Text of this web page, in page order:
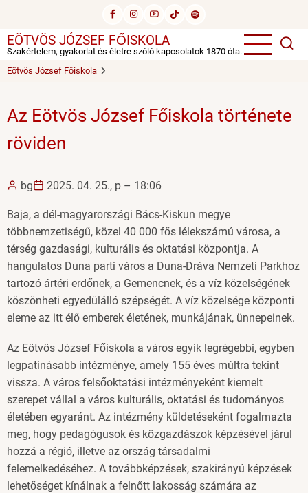
tartalomra
EÖTVÖS JÓZSEF FŐISKOLA
Szakértelem, gyakorlat és életre szóló kapcsolatok 1870 óta.
Eötvös József Főiskola
Az Eötvös József Főiskola története
röviden
bg 2025. 04. 25., p – 18:06
Baja, a dél-magyarországi Bács-Kiskun megye
többnemzetiségű, közel 40 000 fős lélekszámú városa, a
térség gazdasági, kulturális és oktatási központja. A
hangulatos Duna parti város a Duna-Dráva Nemzeti Parkhoz
tartozó ártéri erdőnek, a Gemencnek, és a víz közelségének
köszönheti egyedülálló szépségét. A víz közelsége központi
eleme az itt élő emberek életének, munkájának, ünnepeinek.
Az Eötvös József Főiskola a város egyik legrégebbi, egyben
legpatinásabb intézménye, amely 155 éves múltra tekint
vissza. A város felsőoktatási intézményeként kiemelt
szerepet vállal a város kulturális, oktatási és tudományos
életében egyaránt. Az intézmény küldetéseként fogalmazta
meg, hogy pedagógusok és közgazdászok képzésével járul
hozzá a régió, illetve az ország társadalmi
felemelkedéséhez. A továbbképzések, szakirányú képzések
lehetőséget kínálnak a felnőtt lakosság számára az